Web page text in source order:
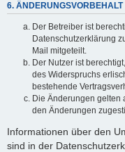
6. ÄNDERUNGSVORBEHALT
Der Betreiber ist
Datenschutzerklärung
Mail mitgeteilt.
Der Nutzer ist
des Widerspruchs
bestehende
Die Änderungen gelten
den Änderungen
Informationen über den
sind in der